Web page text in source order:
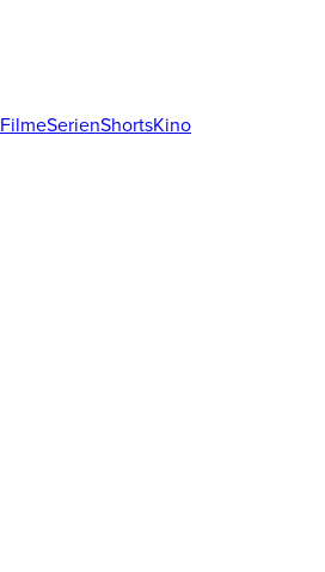
FilmeSerienShortsKino